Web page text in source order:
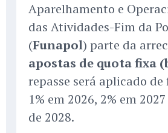
Aparelhamento e
das Atividades-Fim da
(Funapol) parte da
apostas de quota fixa
repasse será aplicado
1% em 2026, 2% em
de 2028.